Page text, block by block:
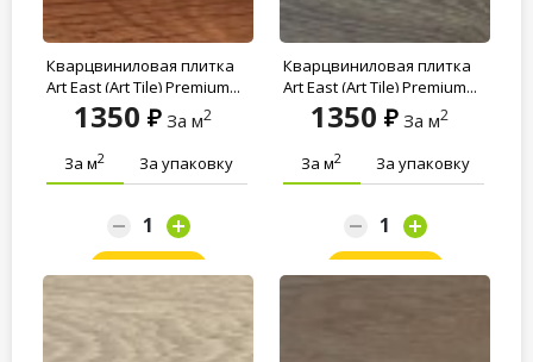
Кварцвиниловая плитка
Art East (Art Tile) Premium...
1350 За м2
За м2 За упаковку
Кварцвиниловая плитка
Art East (Art Tile) Premium...
1350 За м2
За м2 За упаковку